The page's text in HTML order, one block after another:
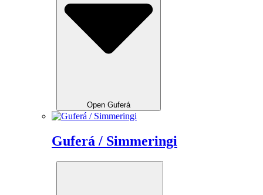
Open Guferá
Guferá / Simmeringi